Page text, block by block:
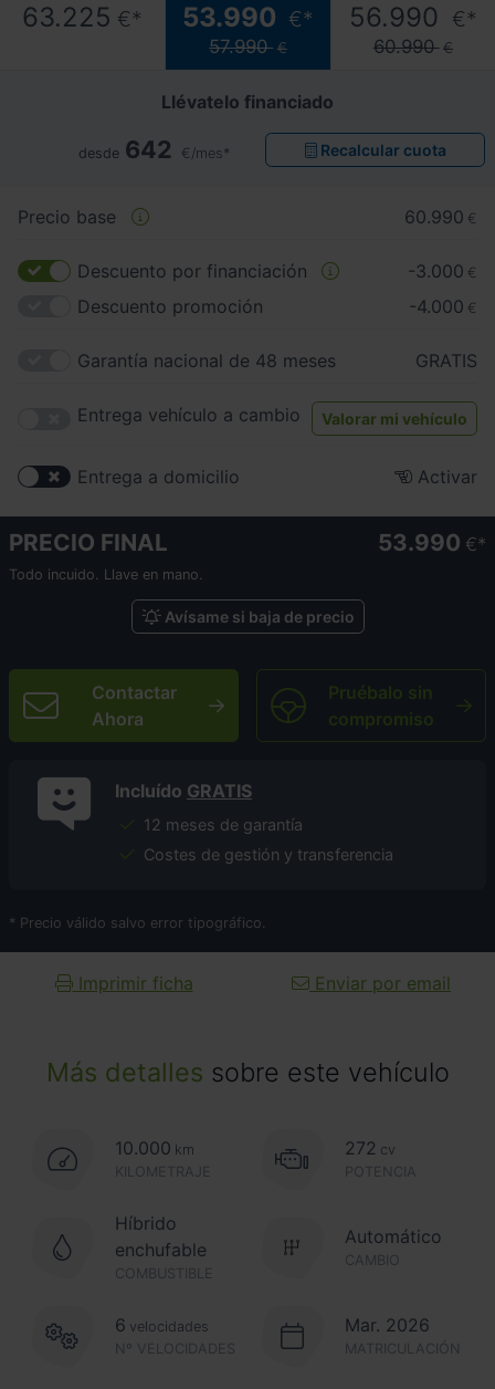
Más detalles sobre este vehículo
10.000 km
KILOMETRAJE
272 cv
POTENCIA
Híbrido
enchufable
COMBUSTIBLE
CAMBIO
Automático
Nº VELOCIDADES
6 velocidades Mar. 2026
MATRICULACIÓN
63.225 €* 53.990 €*
57.990 €
56.990 €*
60.990 €
Llévatelo financiado
desde 642 €/mes* Recalcular cuota
Precio base 60.990 €
Descuento por financiación -3.000 €
Descuento promoción -4.000 €
Garantía nacional de 48 meses GRATIS
Entrega vehículo a cambio Valorar mi vehículo
Entrega a domicilio Activar
PRECIO FINAL 53.990 €
Todo incuido. Llave en mano.
Avísame si baja de precio
Contactar
Ahora
Pruébalo sin
compromiso
Incluído GRATIS
12 meses de garantía
Costes de gestión y transferencia
* Precio válido salvo error tipográfico.
Imprimir ficha Enviar por email